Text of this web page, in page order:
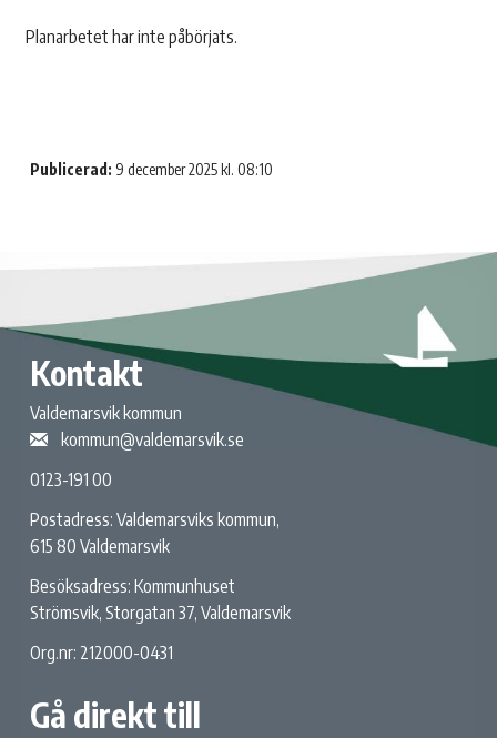
Planarbetet har inte påbörjats.
Publicerad: 9 december 2025 kl. 08:10
Kontakt
Valdemarsvik kommun
kommun@valdemarsvik.se
0123-191 00
Postadress: Valdemarsviks kommun,
615 80 Valdemarsvik
Besöksadress: Kommunhuset
Strömsvik, Storgatan 37, Valdemarsvik
Org.nr: 212000-0431
Gå direkt till